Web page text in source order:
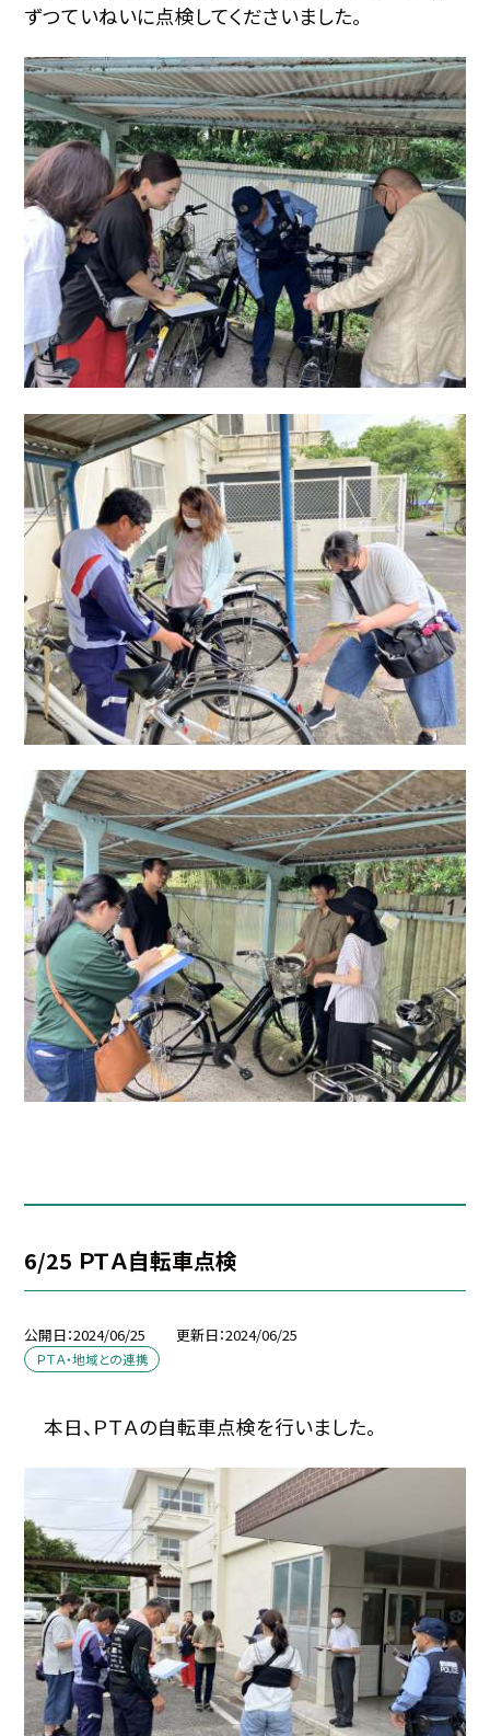
ずつていねいに点検してくださいました。
6/25 ＰＴＡ自転車点検
公開日 2024/06/25 更新日 2024/06/25
ＰＴＡ・地域との連携
本日、ＰＴＡの自転車点検を行いました。